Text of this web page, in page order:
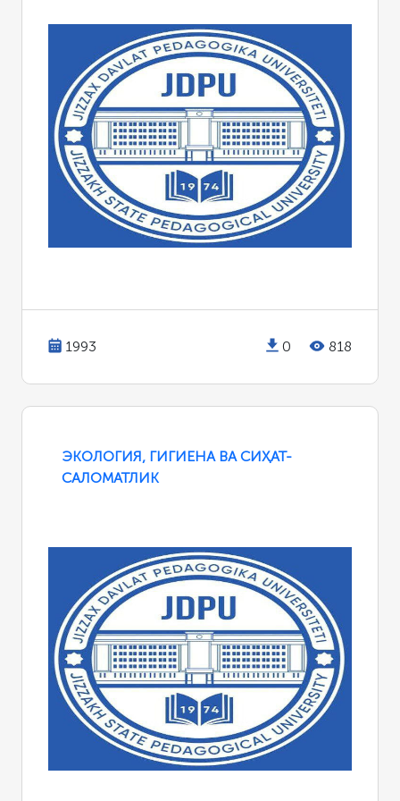
1993 0 818
ЭКОЛОГИЯ, ГИГИЕНА ВА СИҲАТ-
САЛОМАТЛИК